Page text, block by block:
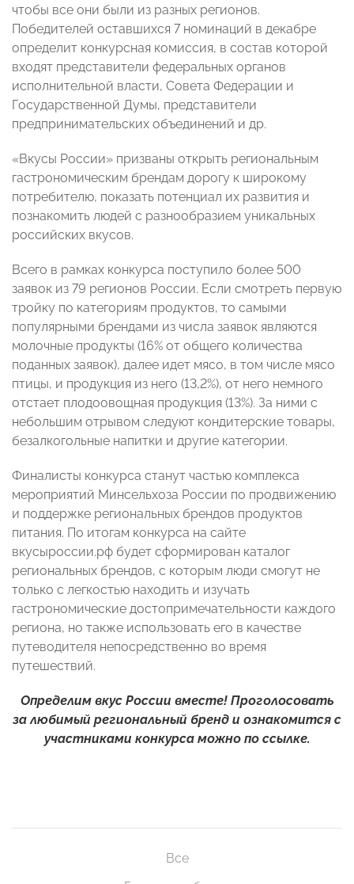
чтобы все они были из разных регионов.
Победителей оставшихся 7 номинаций в декабре
определит конкурсная комиссия, в состав которой
входят представители федеральных органов
исполнительной власти, Совета Федерации и
Государственной Думы, представители
предпринимательских объединений и др.
«Вкусы России» призваны открыть региональным
гастрономическим брендам дорогу к широкому
потребителю, показать потенциал их развития и
познакомить людей с разнообразием уникальных
российских вкусов.
Всего в рамках конкурса поступило более 500
заявок из 79 регионов России. Если смотреть первую
тройку по категориям продуктов, то самыми
популярными брендами из числа заявок являются
молочные продукты (16% от общего количества
поданных заявок), далее идет мясо, в том числе мясо
птицы, и продукция из него (13,2%), от него немного
отстает плодоовощная продукция (13%). За ними с
небольшим отрывом следуют кондитерские товары,
безалкогольные напитки и другие категории.
Финалисты конкурса станут частью комплекса
мероприятий Минсельхоза России по продвижению
и поддержке региональных брендов продуктов
питания. По итогам конкурса на сайте
вкусыроссии.рф будет сформирован каталог
региональных брендов, с которым люди смогут не
только с легкостью находить и изучать
гастрономические достопримечательности каждого
региона, но также использовать его в качестве
путеводителя непосредственно во время
путешествий.
Определим вкус России вместе! Проголосовать
за любимый региональный бренд и ознакомится с
участниками конкурса можно по ссылке.
Все